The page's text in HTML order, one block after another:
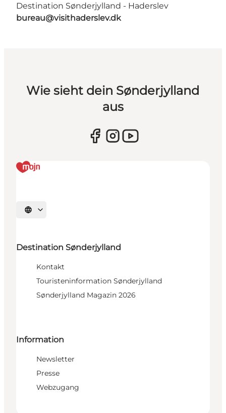
Destination Sønderjylland - Haderslev
bureau@visithaderslev.dk
Wie sieht dein Sønderjylland
aus
Sprache auswählen
Destination Sønderjylland
Kontakt
Touristeninformation Sønderjylland
Sønderjylland Magazin 2026
Information
Newsletter
Presse
Webzugang